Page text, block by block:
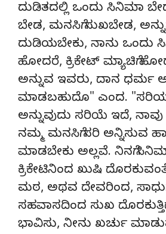
ದುಡಿತದಲ್ಲಿ ಒಂದು ಸಿನಿಮಾ
ಬೇಡ, ಮನಸಿಗೆ ಸುಖಬೇಡ,
ದುಡಿಯಬೇಕು, ನಾನು
ಹೋದರೆ, ಕ್ರಿಕೇಟ್ ಮ್ಯಾಚಿಗೆ
ಅನ್ನುವ ಇವರು, ದಾನ ಧರ್ಮ
ಮಾಡಬಹುದೊ" ಎಂದ.
ಅನ್ನುವುದು ಸರಿಯೆ ಇದೆ,
ನಮ್ಮ ಮನಸಿಗೆ ಸರಿ ಅನ್ನಿಸುವ
ಮಾಡಬೇಕು ಅಲ್ಲವೆ. ನಿನಗೆ
ಕ್ರಿಕೇಟಿನಿಂದ ಖುಷಿ
ಮಠ, ಅಥವ ದೇವರಿಂದ,
ಸಹವಾಸದಿಂದ ಸುಖ
ಭಾವಿಸು, ನೀನು ಖರ್ಚು